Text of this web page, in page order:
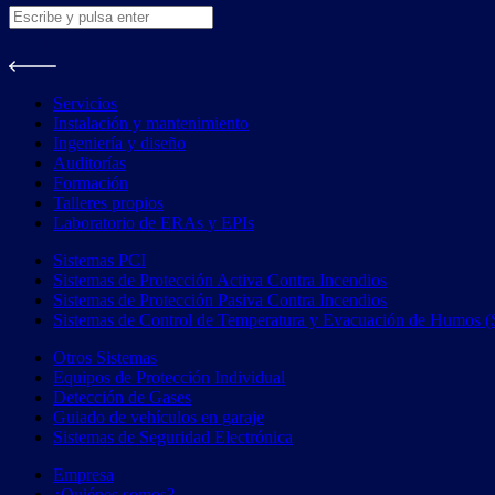
Servicios
Instalación y mantenimiento
Ingeniería y diseño
Auditorías
Formación
Talleres propios
Laboratorio de ERAs y EPIs
Sistemas PCI
Sistemas de Protección Activa Contra Incendios
Sistemas de Protección Pasiva Contra Incendios
Sistemas de Control de Temperatura y Evacuación de Humos
Otros Sistemas
Equipos de Protección Individual
Detección de Gases
Guiado de vehículos en garaje
Sistemas de Seguridad Electrónica
Empresa